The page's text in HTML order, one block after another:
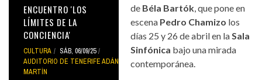
ENCUENTRO 'LOS
LÍMITES DE LA
CONCIENCIA'
CULTURA
SÁB, 06/09/25
AUDITORIO DE TENERIFE ADÁN
MARTÍN
de Béla Bartók , que pone en
escena Pedro Chamizo los
días 25 y 26 de abril en la Sala
Sinfónica bajo una mirada
contemporánea.